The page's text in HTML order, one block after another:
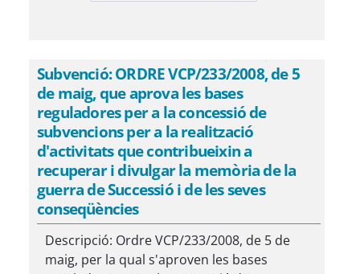
Subvenció: ORDRE VCP/233/2008, de 5
de maig, que aprova les bases
reguladores per a la concessió de
subvencions per a la realització
d'activitats que contribueixin a
recuperar i divulgar la memòria de la
guerra de Successió i de les seves
conseqüències
Descripció: Ordre VCP/233/2008, de 5 de
maig, per la qual s'aproven les bases